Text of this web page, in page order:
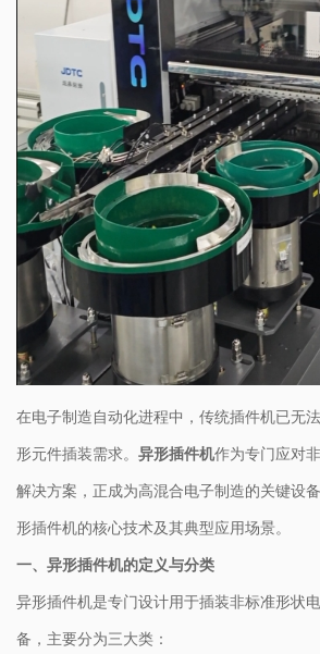
在电子制造自动化进程中，传统插件机已无
形元件插装需求。 异形插件机作为专门应对
解决方案，正成为高混合电子制造的关键设
形插件机的核心技术及其典型应用场景。
一、异形插件机的定义与分类
异形插件机是专门设计用于插装非标准形状
备，主要分为三大类：